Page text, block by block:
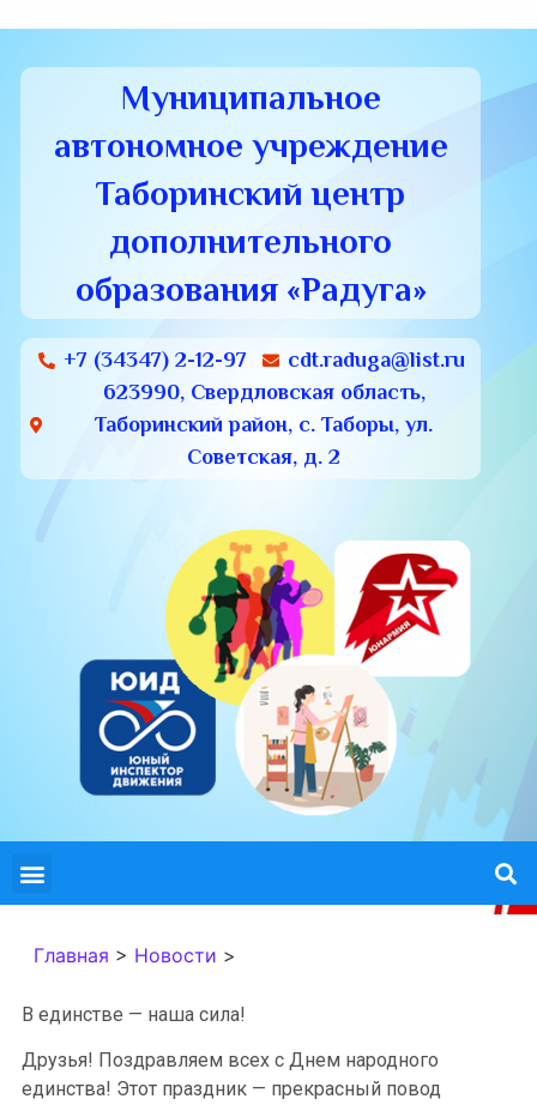
Муниципальное
автономное учреждение
Таборинский центр
дополнительного
образования «Радуга»
+7 (34347) 2-12-97
cdt.raduga@list.ru
623990, Свердловская область,
Таборинский район, с. Таборы, ул.
Советская, д. 2
Главная > Новости >
В единстве — наша сила!
Друзья! Поздравляем всех с Днем народного
единства! Этот праздник — прекрасный повод